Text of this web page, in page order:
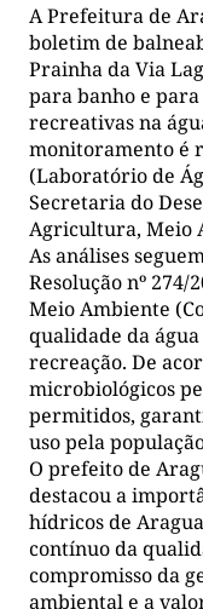
A Prefeitura de
boletim de
Prainha da Via
para banho e
recreativas na
monitoramento é
(Laboratório de
Secretaria do
Agricultura, Meio
As análises
Resolução nº 274/
Meio Ambiente
qualidade da
recreação. De
microbiológicos
permitidos,
uso pela
O prefeito de
destacou a
hídricos de
contínuo da
compromisso da
ambiental e a